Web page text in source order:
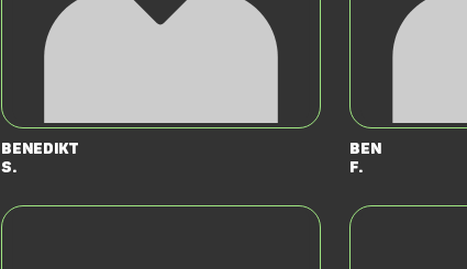
Benedikt
S.
Ben
F.